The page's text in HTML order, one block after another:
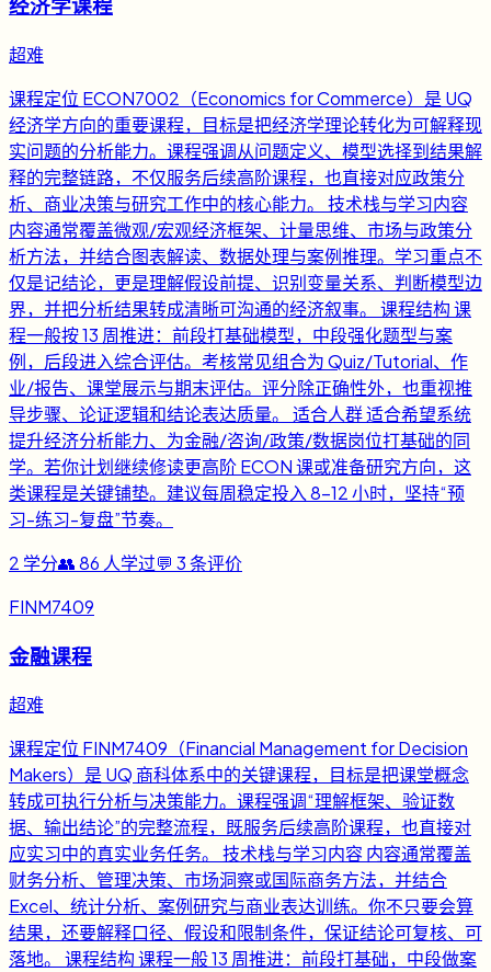
经济学课程
超难
课程定位 ECON7002（Economics for Commerce）是 UQ
经济学方向的重要课程，目标是把经济学理论转化为可解释现
实问题的分析能力。课程强调从问题定义、模型选择到结果解
释的完整链路，不仅服务后续高阶课程，也直接对应政策分
析、商业决策与研究工作中的核心能力。 技术栈与学习内容
内容通常覆盖微观/宏观经济框架、计量思维、市场与政策分
析方法，并结合图表解读、数据处理与案例推理。学习重点不
仅是记结论，更是理解假设前提、识别变量关系、判断模型边
界，并把分析结果转成清晰可沟通的经济叙事。 课程结构 课
程一般按 13 周推进：前段打基础模型，中段强化题型与案
例，后段进入综合评估。考核常见组合为 Quiz/Tutorial、作
业/报告、课堂展示与期末评估。评分除正确性外，也重视推
导步骤、论证逻辑和结论表达质量。 适合人群 适合希望系统
提升经济分析能力、为金融/咨询/政策/数据岗位打基础的同
学。若你计划继续修读更高阶 ECON 课或准备研究方向，这
类课程是关键铺垫。建议每周稳定投入 8-12 小时，坚持“预
习-练习-复盘”节奏。
2 学分👥86 人学过💬 3条评价
FINM7409
金融课程
超难
课程定位 FINM7409（Financial Management for Decision
Makers）是 UQ 商科体系中的关键课程，目标是把课堂概念
转成可执行分析与决策能力。课程强调“理解框架、验证数
据、输出结论”的完整流程，既服务后续高阶课程，也直接对
应实习中的真实业务任务。 技术栈与学习内容 内容通常覆盖
财务分析、管理决策、市场洞察或国际商务方法，并结合
Excel、统计分析、案例研究与商业表达训练。你不只要会算
结果，还要解释口径、假设和限制条件，保证结论可复核、可
落地。 课程结构 课程一般 13 周推进：前段打基础，中段做案